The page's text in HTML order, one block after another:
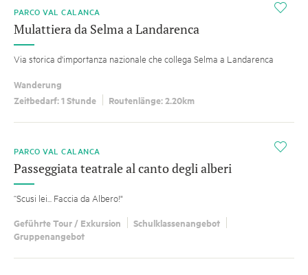
i
PARCO VAL CALANCA
Mulattiera da Selma a Landarenca
Via storica d'importanza nazionale che collega Selma a Landarenca
Wanderung
Zeitbedarf: 1 Stunde
Routenlänge: 2.20km
i
PARCO VAL CALANCA
Passeggiata teatrale al canto degli alberi
“Scusi lei... Faccia da Albero!"
Geführte Tour / Exkursion
Schulklassenangebot
Gruppenangebot